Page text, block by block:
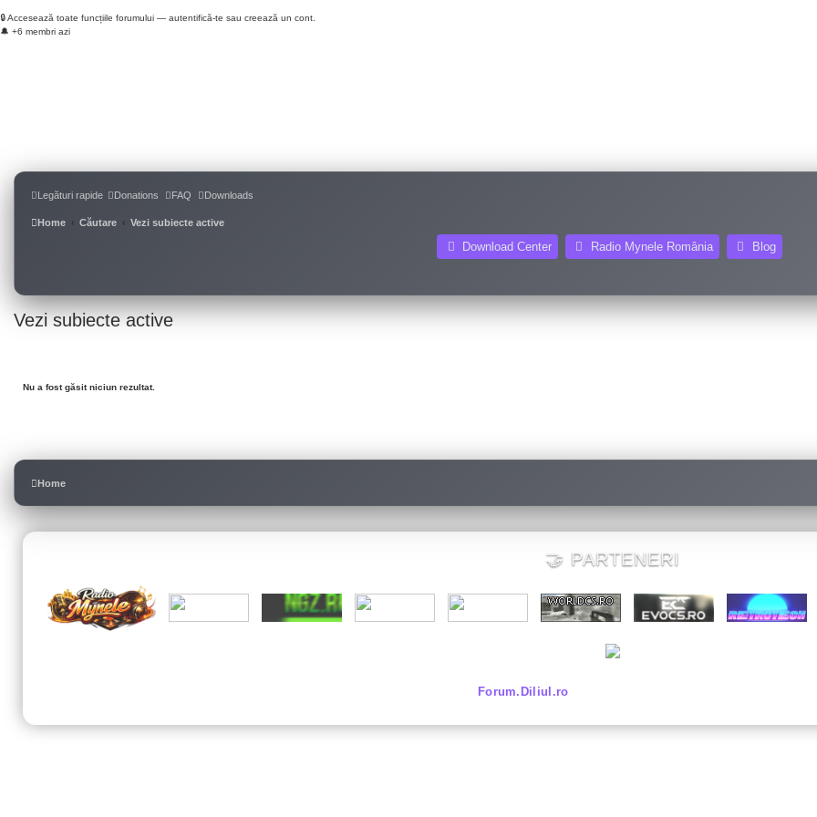
🔒 Accesează toate funcțiile forumului — autentifică-te sau creează un cont.
🔔 +6 membri azi
Legături rapide Donations FAQ Downloads
Home Căutare Vezi subiecte active
Download Center Radio Mynele România(Opens a new tab)
Blog(Opens
Vezi subiecte active
Nu a fost găsit niciun rezultat.
Home
🤝 PARTENERI
Forum.Diliul.ro